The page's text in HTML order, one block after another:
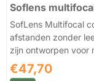
Soflens daily
eigens...
Soflens
SofLens Multifocal
afstanden zonder leesbril De SofLens Multifocal
zijn ontworpen voor
(presbyopie) die
zonder een leesbril
Prijs: 47,70
€47,70